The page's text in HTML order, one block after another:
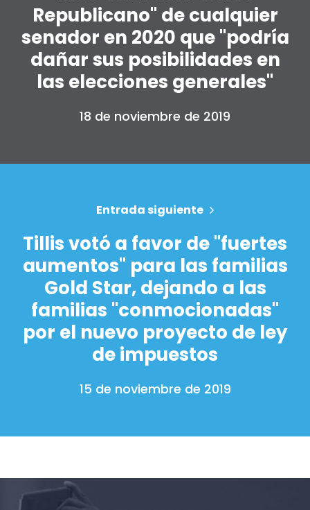
Shop
Take Back the Courts
Trabaja con nosotros
Pulse
Su fiesta
Acción
Vote
Donar
Republicano" de cualquier
senador en 2020 que "podría
dañar sus posibilidades en
las elecciones generales"
18 de noviembre de 2019
Entrada siguiente
Tillis votó a favor de "fuertes
aumentos" para las familias
Gold Star, dejando a las
familias "conmocionadas"
por el nuevo proyecto de ley
de impuestos
15 de noviembre de 2019